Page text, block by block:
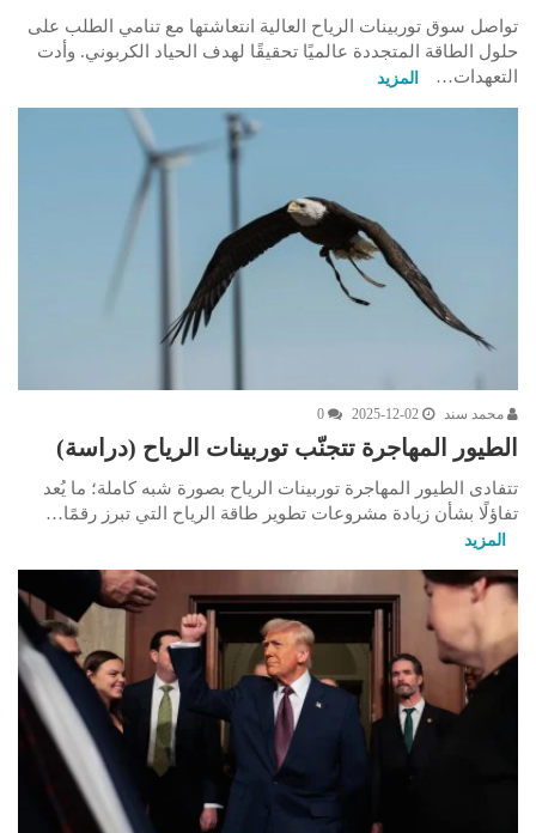
تواصل سوق توربينات الرياح العالية انتعاشتها مع تنامي الطلب على
حلول الطاقة المتجددة عالميًا تحقيقًا لهدف الحياد الكربوني. وأدت
التعهدات…
المزيد
محمد سند 2025-12-02
0
الطيور المهاجرة تتجنّب توربينات الرياح (دراسة)
تتفادى الطيور المهاجرة توربينات الرياح بصورة شبه كاملة؛ ما يُعد
تفاؤلًا بشأن زيادة مشروعات تطوير طاقة الرياح التي تبرز رقمًا…
المزيد